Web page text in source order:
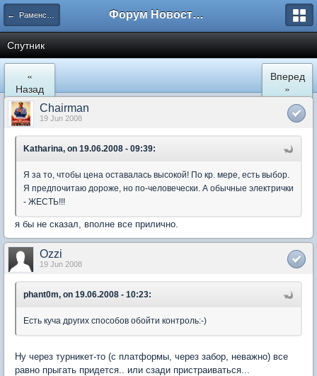
← Раменское Форум Новостройки
Спутник
«
Назад
Вперед
»
Chairman
19 Jun 2008
Katharina, on 19.06.2008 - 09:39:
Я за то, чтобы цена оставалась высокой! По кр. мере, есть выбор.
Я предпочитаю дороже, но по-человечески. А обычные электрички
- ЖЕСТЬ!!!
я бы не сказал, вполне все прилично.
Ozzi
19 Jun 2008
phant0m, on 19.06.2008 - 10:23:
Есть куча других способов обойти контроль:-)
Ну через турникет-то (с платформы, через забор, неважно) все
равно прыгать придется.. или сзади пристраиваться...